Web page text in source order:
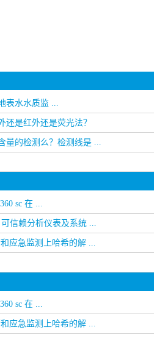
表水水质监 ...
还是红外还是荧光法？
量的检测么？检测线是 ...
sc 在 ...
信赖分析仪表及系统 ...
应急监测上哈希的解 ...
sc 在 ...
应急监测上哈希的解 ...